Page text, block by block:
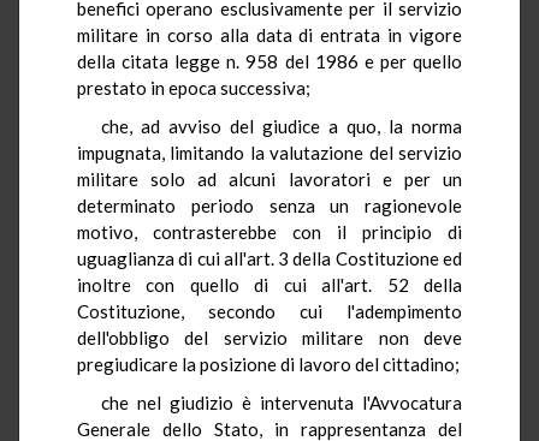
benefici operano esclusivamente per il servizio
militare in corso alla data di entrata in vigore
della citata legge n. 958 del 1986 e per quello
prestato in epoca successiva;
che, ad avviso del giudice a quo, la norma
impugnata, limitando la valutazione del servizio
militare solo ad alcuni lavoratori e per un
determinato periodo senza un ragionevole
motivo, contrasterebbe con il principio di
uguaglianza di cui all'art. 3 della Costituzione ed
inoltre con quello di cui all'art. 52 della
Costituzione, secondo cui l'adempimento
dell'obbligo del servizio militare non deve
pregiudicare la posizione di lavoro del cittadino;
che nel giudizio è intervenuta l'Avvocatura
Generale dello Stato, in rappresentanza del